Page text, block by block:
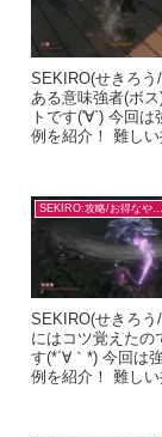
SEKIRO(せきろ
ある意味強者(ボ
トです('∀`) 今回
例を紹介！ 難しい
SEKIRO:攻略/お得なやり方
SEKIRO(せきろう
にはコツ覚えたの
す(*´∀｀*) 今回は
例を紹介！ 難しい